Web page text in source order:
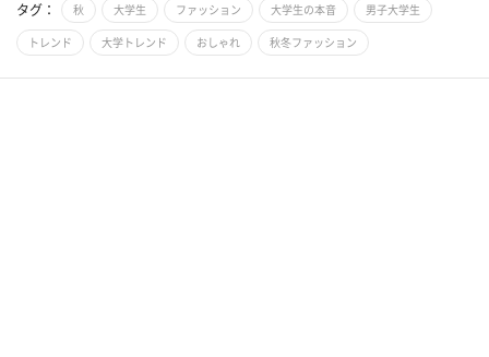
タグ： 秋 大学生 ファッション 大学生の本音 男子大学生
トレンド 大学トレンド おしゃれ 秋冬ファッション